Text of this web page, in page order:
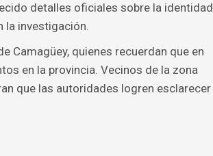
detalles oficiales sobre la identidad
la investigación.
Camagüey, quienes recuerdan que en
en la provincia. Vecinos de la zona
que las autoridades logren esclarecer